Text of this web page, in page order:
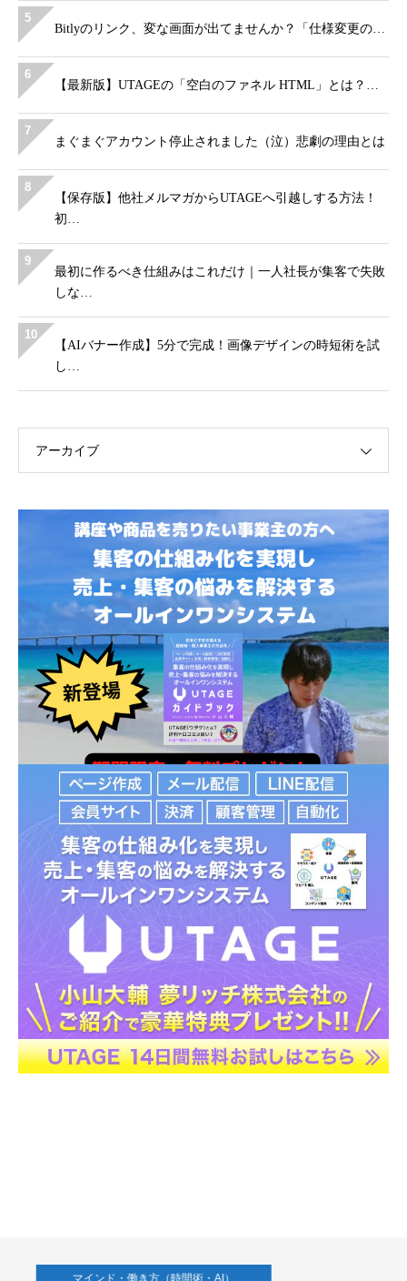
5
Bitlyのリンク、変な画面が出てませんか？「仕様変更の…
6
【最新版】UTAGEの「空白のファネル HTML」とは？…
7
まぐまぐアカウント停止されました（泣）悲劇の理由とは
8
【保存版】他社メルマガからUTAGEへ引越しする方法！
初…
9
最初に作るべき仕組みはこれだけ｜一人社長が集客で失敗
しな…
10
【AIバナー作成】5分で完成！画像デザインの時短術を試
し…
アーカイブ